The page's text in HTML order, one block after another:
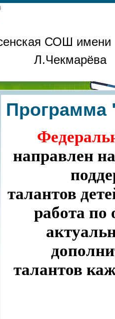
СОШ имени
Л.Чекмарёва
Программа
направлен
талантов
работа по
талантов